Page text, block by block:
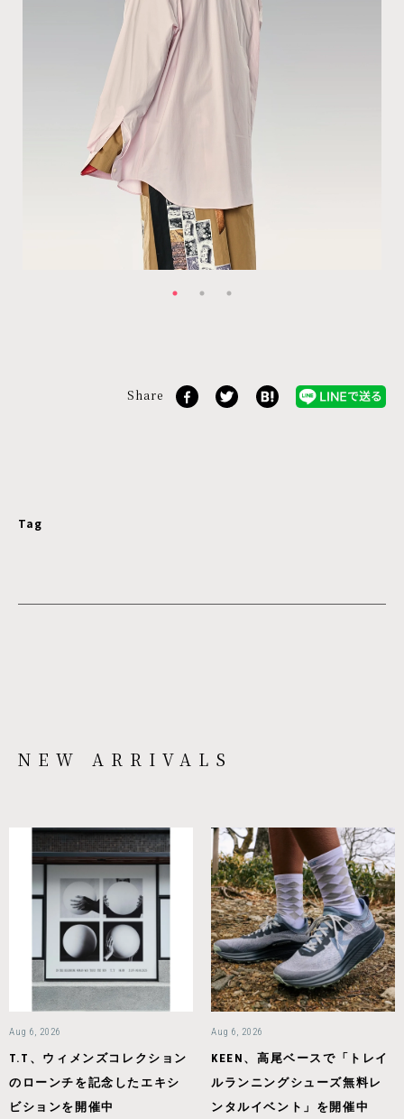
Share
Tag
NEW ARRIVALS
Aug 6, 2026
T.T、ウィメンズコレクション
のローンチを記念したエキシ
ビションを開催中
Aug 6, 2026
KEEN、高尾ベースで「トレイ
ルランニングシューズ無料レ
ンタルイベント」を開催中